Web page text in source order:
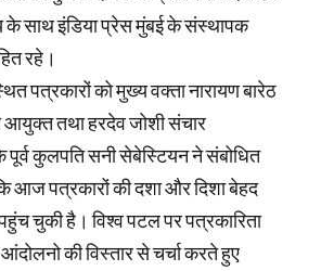
के साथ इंडिया प्रेस मुंबई के संस्थापक
रहे।
पत्रकारों को मुख्य वक्ता नारायण बारेठ
आयुक्त तथा हरदेव जोशी संचार
पूर्व कुलपति सनी सेबेस्टियन ने संबोधित
आज पत्रकारों की दशा और दिशा बेहद
चुकी है। विश्व पटल पर पत्रकारिता
की विस्तार से चर्चा करते हुए